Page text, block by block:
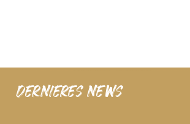
dernieres news